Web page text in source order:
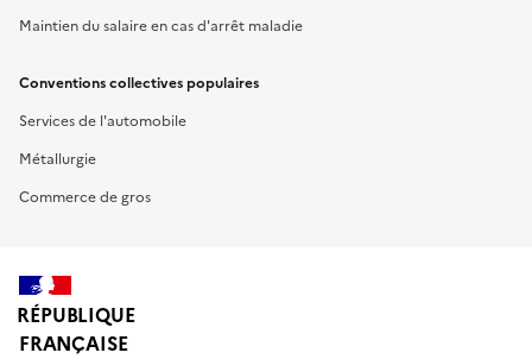
Maintien du salaire en cas d'arrêt maladie
Conventions collectives populaires
Services de l'automobile
Métallurgie
Commerce de gros
RÉPUBLIQUE
FRANÇAISE